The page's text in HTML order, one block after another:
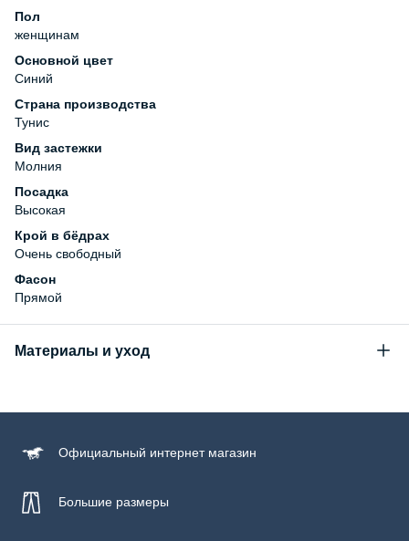
Пол
женщинам
Основной цвет
Синий
Страна производства
Тунис
Вид застежки
Молния
Посадка
Высокая
Крой в бёдрах
Очень свободный
Фасон
Прямой
Материалы и уход
95% хлопок, 3% эластомультиэстер, 2% эластан
Бережная стирка при температуре не более 30С, химчистка
запрещена, гладить при низкой температуре до 110С
Официальный интернет магазин
Большие размеры